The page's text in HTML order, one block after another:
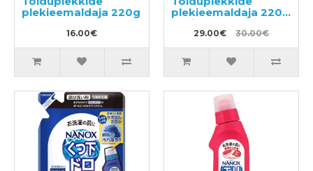
plekieemaldaja 220g
16.00€
plekieemaldaja 220g
+ täide 200g
29.00€ 30.00€